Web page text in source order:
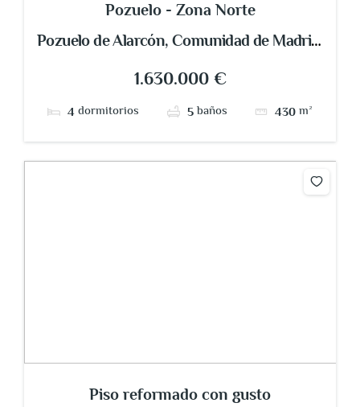
Pozuelo - Zona Norte
Pozuelo de Alarcón, Comunidad de Madrid,
1.630.000 €
4dormitorios 5baños 430 m²
Piso reformado con gusto